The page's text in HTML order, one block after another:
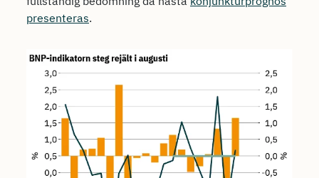
presenteras.